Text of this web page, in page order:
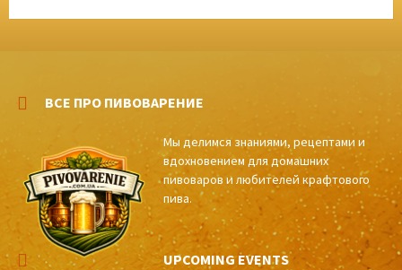
ВСЕ ПРО ПИВОВАРЕНИЕ
Мы делимся знаниями, рецептами и
вдохновением для домашних
пивоваров и любителей крафтового
пива.
UPCOMING EVENTS